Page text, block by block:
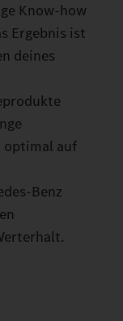
Know‑how
Ergebnis ist
deines
optimal auf